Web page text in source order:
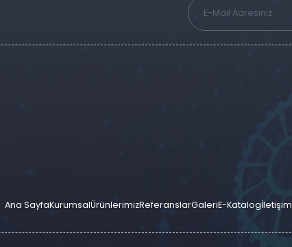
Ana SayfaKurumsalÜrünlerimizReferanslarGaleriE-Katalogİletişim